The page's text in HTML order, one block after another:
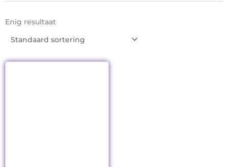
Enig resultaat